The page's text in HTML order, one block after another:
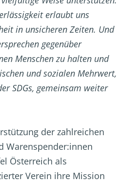
erlaubt uns
in unsicheren Zeiten. Und
gegenüber
Menschen zu halten und
und sozialen Mehrwert,
SDGs, gemeinsam weiter
der zahlreichen
Warenspender:innen
Österreich als
Verein ihre Mission